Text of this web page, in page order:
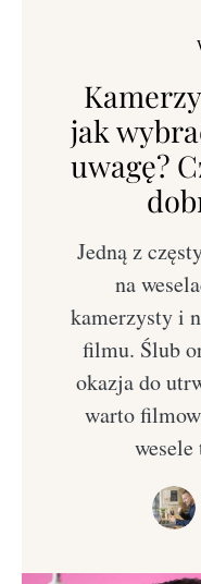
jak
uwagę?
Jedną z
na
kamerzysty i
filmu. Ślub
okazja do
warto
wesele